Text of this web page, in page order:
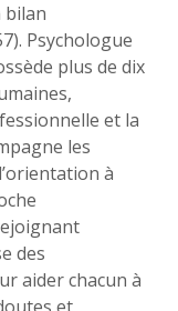
bilan
Psychologue
plus de dix
et la
les
à
des
aider chacun à